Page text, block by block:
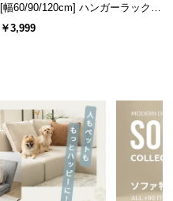
[幅60/90/120cm] ハンガーラック
スチール 4段階高さ調節 サイドフ
ック オープンラック シンプル
￥3,999